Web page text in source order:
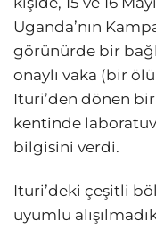
Uganda’nın
görünürde bir
onaylı vaka (bir
Ituri’den dönen
kentinde
bilgisini verdi.
Ituri’deki çeşitli
uyumlu